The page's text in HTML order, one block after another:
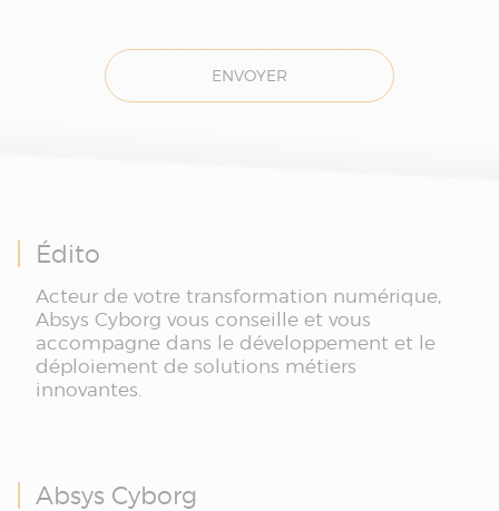
ENVOYER
Édito
Acteur de votre transformation numérique,
Absys Cyborg vous conseille et vous
accompagne dans le développement et le
déploiement de solutions métiers
innovantes.
Absys Cyborg